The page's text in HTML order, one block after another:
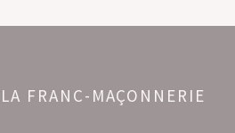
LA FRANC-MAÇONNERIE